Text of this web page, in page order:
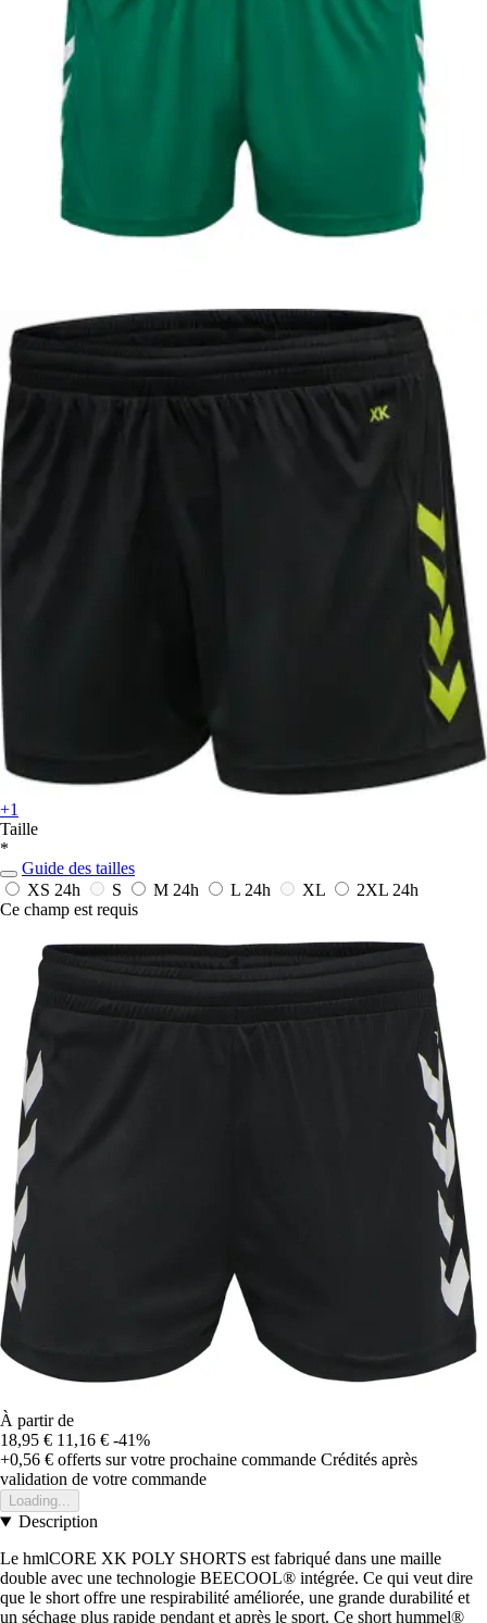
+1
Taille
*
Guide des tailles
XS 24h S M 24h L 24h XL 2XL 24h
Ce champ est requis
À partir de
18,95 € 11,16 € -41%
+0,56 € offerts sur votre prochaine commande Crédités après
validation de votre commande
Loading...
Description
Le hmlCORE XK POLY SHORTS est fabriqué dans une maille
double avec une technologie BEECOOL® intégrée. Ce qui veut dire
que le short offre une respirabilité améliorée, une grande durabilité et
un séchage plus rapide pendant et après le sport. Ce short hummel®